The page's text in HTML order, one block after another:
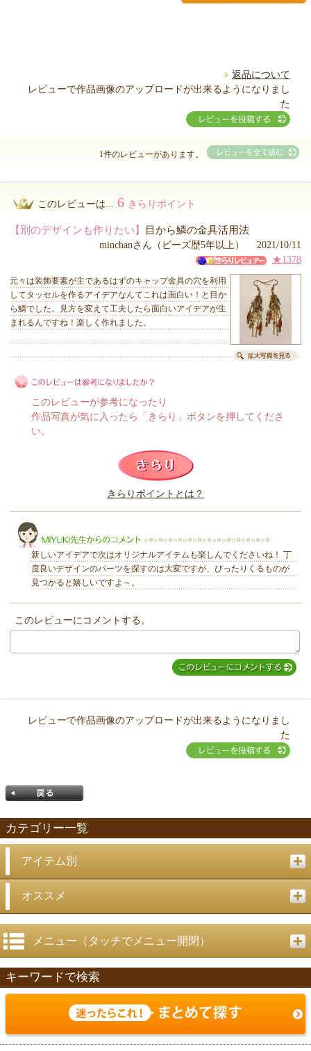
返品について
レビューで作品画像のアップロードが出来るようになりまし
た
1件のレビューがあります。
このレビューは... 6 きらりポイント
【別のデザインも作りたい】 目から鱗の金具活用法
minchanさん（ビーズ歴5年以上） 2021/10/11
★1378
元々は装飾要素が主であるはずのキャップ金具の穴を利用
してタッセルを作るアイデアなんてこれは面白い！と目か
ら鱗でした。見方を変えて工夫したら面白いアイデアが生
まれるんですね！楽しく作れました。
このレビューは参考になりましたか？
このレビューが参考になったり
作品写真が気に入ったら「きらり」ボタンを押してくださ
い。
きらりポイントとは？
MIYUKI先生からのコメント
新しいアイデアで次はオリジナルアイテムも楽しんでくださいね！ 丁
度良いデザインのパーツを探すのは大変ですが、ぴったりくるものが
見つかると嬉しいですよ～。
このレビューにコメントする。
レビューで作品画像のアップロードが出来るようになりまし
た
カテゴリー一覧
アイテム別
オススメ
メニュー（タッチでメニュー開閉）
キーワードで検索